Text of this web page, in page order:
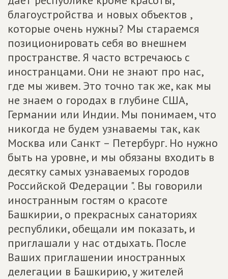
благоустройства и новых объектов ,
которые очень нужны? Мы стараемся
позиционировать себя во внешнем
пространстве. Я часто встречаюсь с
иностранцами. Они не знают про нас,
где мы живем. Это точно так же, как мы
не знаем о городах в глубине США,
Германии или Индии. Мы понимаем, что
никогда не будем узнаваемы так, как
Москва или Санкт – Петербург. Но нужно
быть на уровне, и мы обязаны входить в
десятку самых узнаваемых городов
Российской Федерации ". Вы говорили
иностранным гостям о красоте
Башкирии, о прекрасных санаториях
республики, обещали им показать, и
приглашали у нас отдыхать. После
Ваших приглашении иностранных
делегации в Башкирию, у жителей